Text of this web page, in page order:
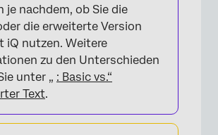
je nachdem, ob Sie die
die erweiterte Version
iQ nutzen. Weitere
zu den Unterschieden
unter „ : Basic vs.“
Text.